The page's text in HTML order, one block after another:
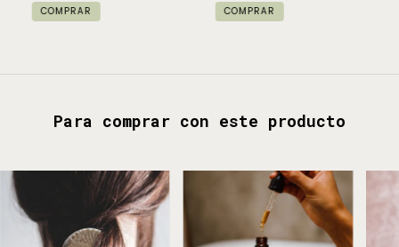
COMPRAR
Para comprar con este producto